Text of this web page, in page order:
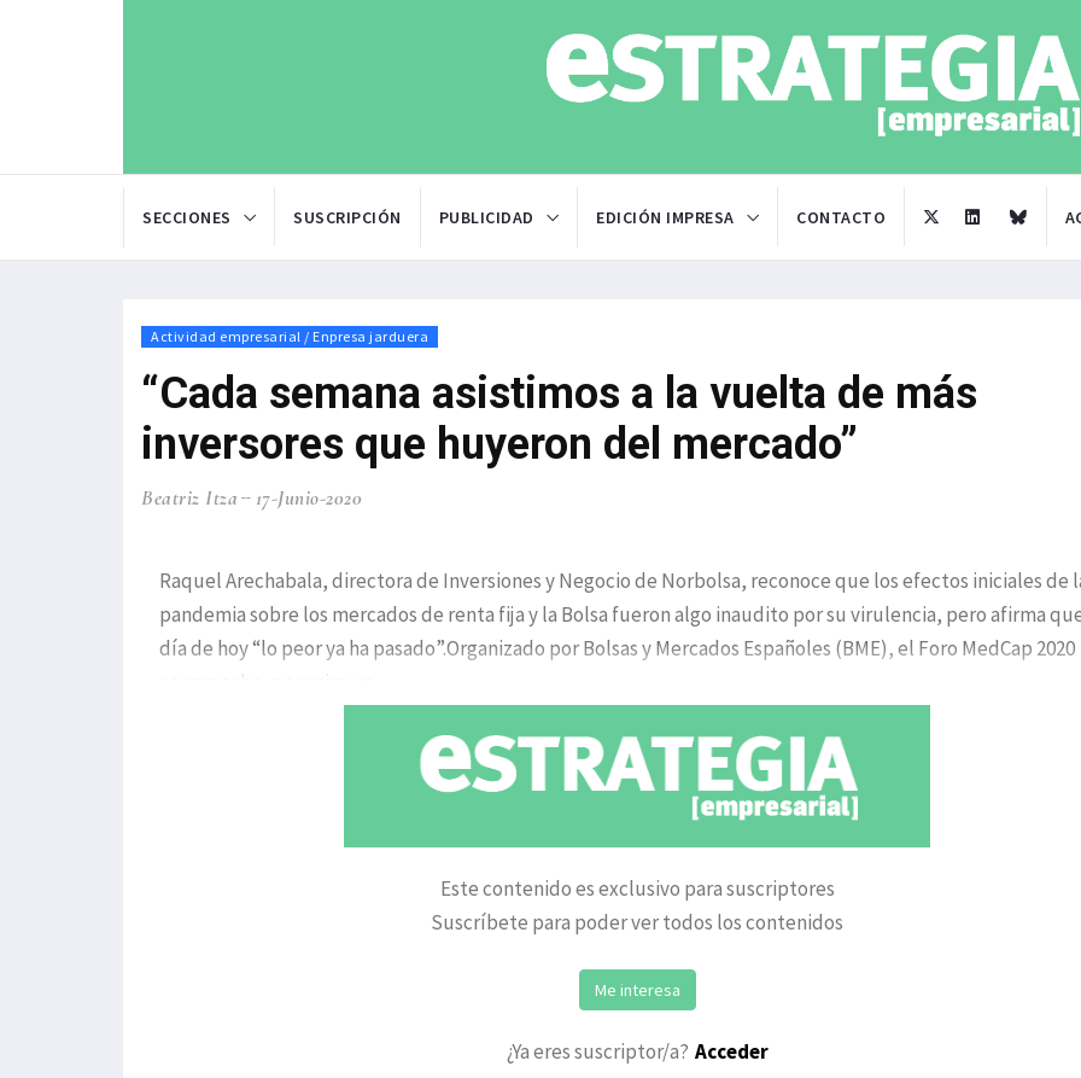
SECCIONES SUSCRIPCIÓN PUBLICIDAD EDICIÓN IMPRESA CONTACTO
Actividad empresarial / Enpresa jarduera
“Cada semana asistimos a la vuelta de más
inversores que huyeron del mercado”
Beatriz Itza 17-Junio-2020
Raquel Arechabala, directora de Inversiones y Negocio de Norbolsa, reconoce que los efectos iniciales de
pandemia sobre los mercados de renta fija y la Bolsa fueron algo inaudito por su virulencia, pero afirma
día de hoy “lo peor ya ha pasado”.Organizado por Bolsas y Mercados Españoles (BME), el Foro MedCap 2020
congregaba, por primera
Este contenido es exclusivo para suscriptores
Suscríbete para poder ver todos los contenidos
Me interesa
¿Ya eres suscriptor/a? Acceder